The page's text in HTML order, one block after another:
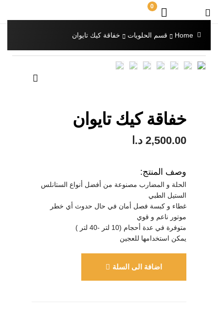
0
Home قسم الحلويات خفاقة كيك تايوان
خفاقة كيك تايوان
2,500.00 د.ا
وصف المنتج:
الحلة و المضارب مصنوعة من أفضل أنواع الستانلس
الستيل الطبي
غطاء و كبسة فصل أمان في حال حدوث أي خطر
موتور ناعم و قوي
متوفرة في عدة أحجام (10 لتر -40 لتر )
يمكن استخدامها للعجين
اضافة الى السلة